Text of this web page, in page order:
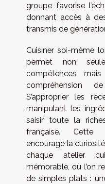
groupe favorise
donnant accès à
transmis de
Cuisiner soi-même
permet non
compétences,
compréhension
S’approprier les
manipulant les
saisir toute la
française. Cette
encourage la
chaque atelier
mémorable, où l’on
de simples plats :